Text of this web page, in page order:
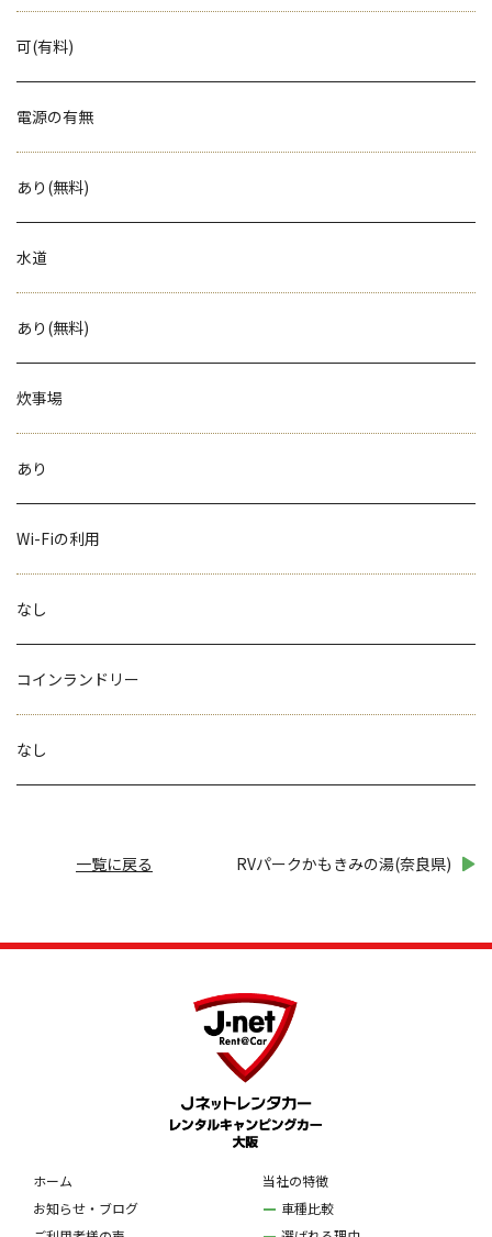
可(有料)
電源の有無
あり(無料)
水道
あり(無料)
炊事場
あり
Wi-Fiの利用
なし
コインランドリー
なし
一覧に戻る RVパークかもきみの湯(奈良県)
ホーム
お知らせ・ブログ
当社の特徴
車種比較